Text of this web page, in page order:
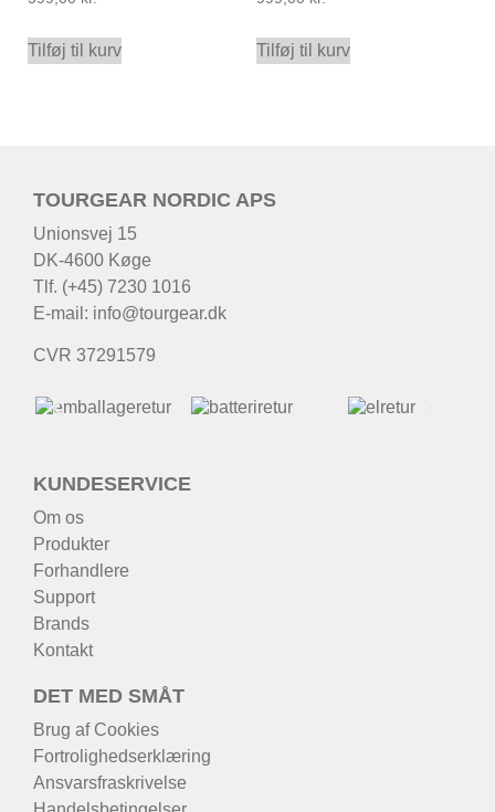
Tilføj til kurv Tilføj til kurv
TOURGEAR NORDIC APS
Unionsvej 15
DK-4600 Køge
Tlf. (+45) 7230 1016
E-mail: info@tourgear.dk
CVR 37291579
KUNDESERVICE
Om os
Produkter
Forhandlere
Support
Brands
Kontakt
DET MED SMÅT
Brug af Cookies
Fortrolighedserklæring
Ansvarsfraskrivelse